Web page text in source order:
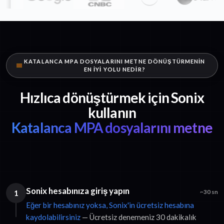
KATALANCA MPA DOSYALARINI METNE DÖNÜŞTÜRMENIN
EN IYI YOLU NEDIR?
Hızlıca dönüştürmek için Sonix
kullanın
Katalanca MPA dosyalarını metne
1 Sonix hesabınıza giriş yapın ~30 sn
Eğer bir hesabınız yoksa, Sonix'in ücretsiz hesabına
kaydolabilirsiniz — Ücretsiz denemeniz 30 dakikalık